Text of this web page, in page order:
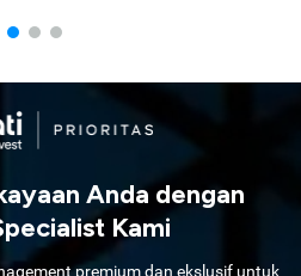
Anda dengan
Kami
premium dan ekslusif untuk